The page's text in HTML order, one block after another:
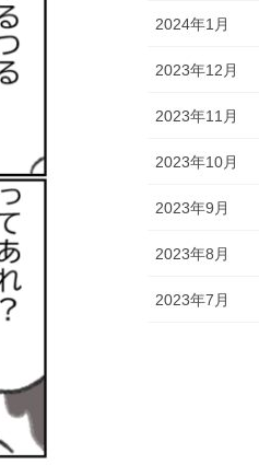
2024年1月
2023年12月
2023年11月
2023年10月
2023年9月
2023年8月
2023年7月